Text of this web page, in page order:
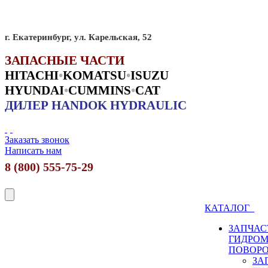
г. Екатеринбург, ул. Карельская, 52
ЗАПАСНЫЕ ЧАСТИ
HITACHI•KOMATSU•ISUZU
HYUNDAI•CUMMINS•CAT
ДИЛЕР HANDOK HYDRAULIC
Заказать звонок
Написать нам
8 (800) 555-75-29
КАТАЛОГ